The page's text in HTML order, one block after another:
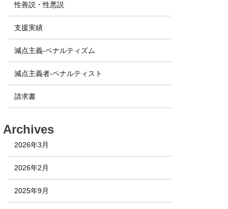
性善説・性悪説
支援実績
減点主義-ペナルティズム
減点主義者-ペナルティスト
請求書
Archives
2026年3月
2026年2月
2025年9月